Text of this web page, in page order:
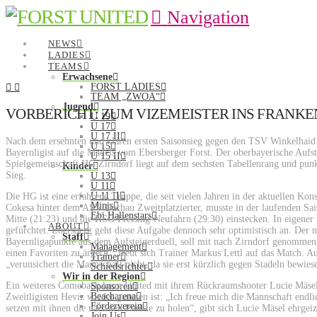
Navigation
NEWS
LADIES
TEAMS
Erwachsene
FORST LADIES
TEAM „ZWOA“
Jugend
U 19
U 17
U 17 II
U 15
U 15 II
Kinder
U 13
U 11
U 11 II
Minis
Ebi Hallenstars
ABOUT
Staff
Management
Trainer
Schiedsrichter
Wir in der Region
Sponsoren
Beacharena
Förderverein
VORBERICHT: ZUM VIZEMEISTER INS
Nach dem ersehnten und klaren ersten Saisonsieg gegen den TSV
Bayernligist auf die Mädels vom Ebersberger Forst. Der oberbayerische
Spielgemeinschaft HG Zirndorf liegt auf dem sechsten Tabellenrang und
Sieg.
Die HG ist eine erfahrene Truppe, die seit vielen Jahren in der aktuellen
Cokesa hinter dem ASV Dachau Zweitplatzierter, musste in der laufenden
Mitte (21:23) und die HSG Freising-Neufahrn (29:30) einstecken. In
gefürchtet. Ebersberg geht diese Aufgabe dennoch sehr optimistisch an. Der
Bayernligapunkte aus dem Aufsteigerduell, soll mit nach Zirndorf
einen Favoriten zu ärgern“, freut sich Trainer Markus Lettl auf das Match.
„verunsichert die Mannschaft nicht, da sie erst kürzlich gegen Stadeln
Ein weiteres Comeback kann United mit ihrem Rückraumshooter Lucie
Zweitligisten Heviz wieder genesen ist: „Ich freue mich die Mannschaft
setzen mit ihnen die nächsten Punkte zu holen“, gibt sich Lucie Mäsel